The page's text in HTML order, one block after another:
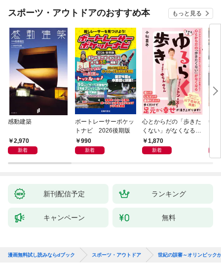
スポーツ・アウトドアのおすすめ本 もっと見る
感動建築
2,970
新着
ボートレーサーポケッ
トナビ 2026後期版
990
新着
心とからだの「歩きた
くない」がなくなる
らせん流 ゆるらく歩
き
1,870
新着
剣
新刊配信予定 ランキング
キャンペーン 無料
漫画無料試し読みならdブック スポーツ・アウトドア 世紀の誤審～オリンピック